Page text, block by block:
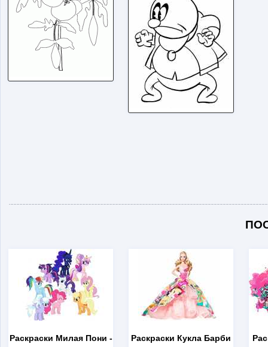
Раскраски Милая Пони -
Раскраски Кукла Барби